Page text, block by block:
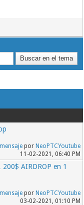
por NeoPTCYoutube
11-02-2021, 06:40 PM
200$ AIRDROP en 1
por NeoPTCYoutube
03-02-2021, 01:10 PM